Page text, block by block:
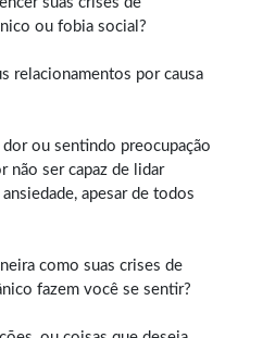
ou fobia social?
relacionamentos por causa
ou sentindo preocupação
não ser capaz de lidar
apesar de todos
como suas crises de
fazem você se sentir?